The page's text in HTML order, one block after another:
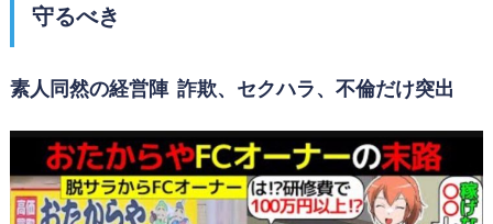
守るべき
素人同然の経営陣 詐欺、セクハラ、不倫だけ突出